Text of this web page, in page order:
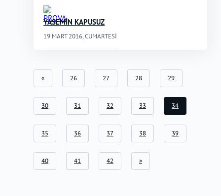
YASEMİN KAPUSUZ
19 MART 2016, CUMARTESI
« 26 27 28 29
30 31 32 33 34
35 36 37 38 39
40 41 42 »